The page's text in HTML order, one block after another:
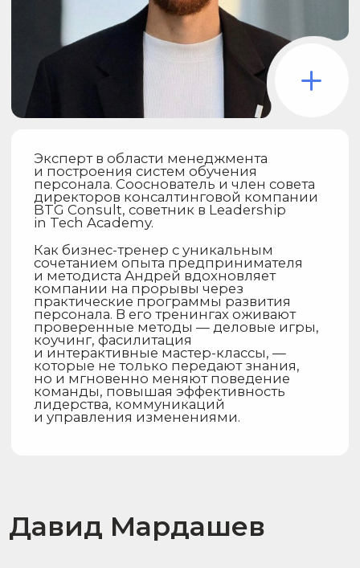
+7
Отправить заявку
Наша средняя комиссия — 16%,
зависит от гонорара спикера
и сложности проекта, что позволяет
оставаться в рамках бюджета
заказчика.
Главная
О нас
Каталог спикеров
Стать спикером
+7 (495) 476-56-91
speaker@bookspeaker.agency